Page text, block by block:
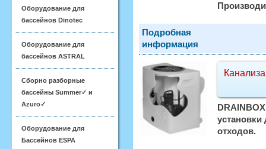
Оборудование для
бассейнов Dinotec
Оборудование для
бассейнов ASTRAL
Сборно разборные
бассейны Summer✓ и
Azuro✓
Оборудование для
Бассейнов ESPA
Подробная
информация
отходов.